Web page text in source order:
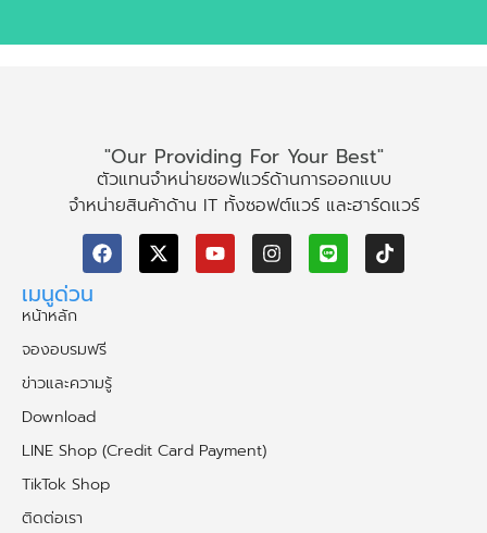
"Our Providing For Your Best"
ตัวแทนจำหน่ายซอฟแวร์ด้านการออกแบบ
จำหน่ายสินค้าด้าน IT ทั้งซอฟต์แวร์ และฮาร์ดแวร์
เมนูด่วน
หน้าหลัก
จองอบรมฟรี
ข่าวและความรู้
Download
LINE Shop (Credit Card Payment)
TikTok Shop
ติดต่อเรา